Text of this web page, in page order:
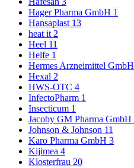
Hager Pharma GmbH 1
Hansaplast 13
heat it 2
Heel 11
Helfe 1
Hermes Arzneimittel GmbH
Hexal 2
HWS-OTC 4
InfectoPharm 1
Insecticum 1
Jacoby GM Pharma GmbH
Johnson & Johnson 11
Karo Pharma GmbH 3
Kijimea 4
Klosterfrau 20